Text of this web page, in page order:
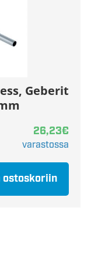
Geberit
26,23€
varastossa
ostoskoriin